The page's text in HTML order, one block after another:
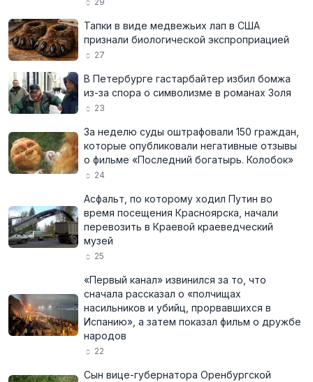
Тапки в виде медвежьих лап в США
признали биологической экспроприацией
27
В Петербурге гастарбайтер избил бомжа
из-за спора о символизме в романах Золя
23
За неделю суды оштрафовали 150 граждан,
которые опубликовали негативные отзывы
о фильме «Последний богатырь. Колобок»
24
Асфальт, по которому ходил Путин во
время посещения Красноярска, начали
перевозить в Краевой краеведческий
музей
25
«Первый канал» извинился за то, что
сначала рассказал о «полчищах
насильников и убийц, прорвавшихся в
Испанию», а затем показал фильм о дружбе
народов
22
Сын вице-губернатора Оренбургской